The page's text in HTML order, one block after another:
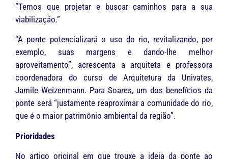
“Temos que projetar e buscar caminhos para a sua
viabilização.”
“A ponte potencializará o uso do rio, revitalizando, por
exemplo, suas margens e dando-lhe melhor
aproveitamento”, acrescenta a arquiteta e professora
coordenadora do curso de Arquitetura da Univates,
Jamile Weizenmann. Para Soares, um dos benefícios da
ponte será “justamente reaproximar a comunidade do rio,
que é o maior patrimônio ambiental da região”.
Prioridades
No artigo original em que trouxe a ideia da ponte ao